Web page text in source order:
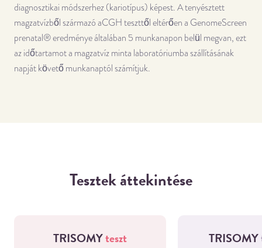
diagnosztikai módszerhez (kariotípus) képest. A tenyésztett
magzatvízből származó aCGH teszttől eltérően a GenomeScreen
prenatal® eredménye általában 5 munkanapon belül megvan, ezt
az időtartamot a magzatvíz minta laboratóriumba szállításának
napját követő munkanaptól számítjuk.
Tesztek áttekintése
TRISOMYteszt TRISOMY